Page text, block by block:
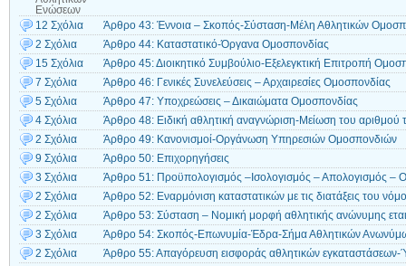
Ενώσεων
12 Σχόλια
Άρθρο 43: Έννοια – Σκοπός-Σύσταση-Μέλη Αθλητικών
2 Σχόλια
Άρθρο 44: Καταστατικό-Όργανα Ομοσπονδίας
15 Σχόλια
Άρθρο 45: Διοικητικό Συμβούλιο-Εξελεγκτική Επιτροπή
7 Σχόλια
Άρθρο 46: Γενικές Συνελεύσεις – Αρχαιρεσίες Ομοσπονδίας
5 Σχόλια
Άρθρο 47: Υποχρεώσεις – Δικαιώματα Ομοσπονδίας
4 Σχόλια
Άρθρο 48: Ειδική αθλητική αναγνώριση-Μείωση του αριθμού
2 Σχόλια
Άρθρο 49: Κανονισμοί-Οργάνωση Υπηρεσιών Ομοσπονδιών
9 Σχόλια
Άρθρο 50: Επιχορηγήσεις
3 Σχόλια
Άρθρο 51: Προϋπολογισμός –Ισολογισμός – Απολογισμός –
2 Σχόλια
Άρθρο 52: Εναρμόνιση καταστατικών με τις διατάξεις του
2 Σχόλια
Άρθρο 53: Σύσταση – Νομική μορφή αθλητικής ανώνυμης
3 Σχόλια
Άρθρο 54: Σκοπός-Επωνυμία-Έδρα-Σήμα Αθλητικών
2 Σχόλια
Άρθρο 55: Απαγόρευση εισφοράς αθλητικών